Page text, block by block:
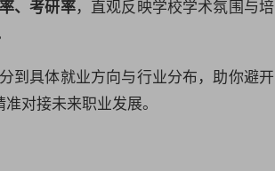
、考研率，直观反映学校学术氛围与培
到具体就业方向与行业分布，助你避开
对接未来职业发展。